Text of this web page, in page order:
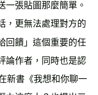
一張貼圖那麼簡單。
，更無法處理對方的
回饋」這個重要的任
論作者，同時也是認
新書《我想和你聊一